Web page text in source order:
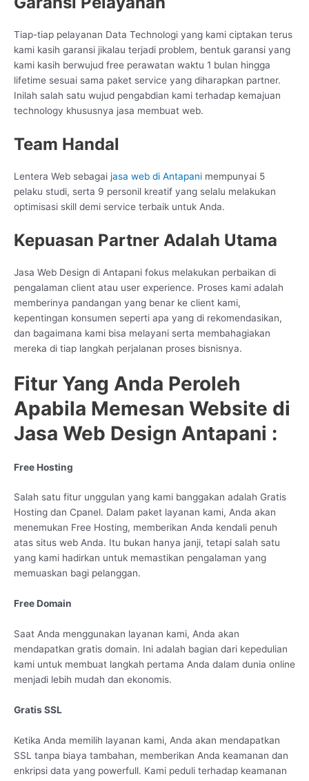
Tiap-tiap pelayanan Data Technologi yang kami ciptakan terus
kami kasih garansi jikalau terjadi problem, bentuk garansi yang
kami kasih berwujud free perawatan waktu 1 bulan hingga
lifetime sesuai sama paket service yang diharapkan partner.
Inilah salah satu wujud pengabdian kami terhadap kemajuan
technology khususnya jasa membuat web.
Team Handal
Lentera Web sebagai jasa web di Antapani mempunyai 5
pelaku studi, serta 9 personil kreatif yang selalu melakukan
optimisasi skill demi service terbaik untuk Anda.
Kepuasan Partner Adalah Utama
Jasa Web Design di Antapani fokus melakukan perbaikan di
pengalaman client atau user experience. Proses kami adalah
memberinya pandangan yang benar ke client kami,
kepentingan konsumen seperti apa yang di rekomendasikan,
dan bagaimana kami bisa melayani serta membahagiakan
mereka di tiap langkah perjalanan proses bisnisnya.
Fitur Yang Anda Peroleh
Apabila Memesan Website di
Jasa Web Design Antapani :
Free Hosting
Salah satu fitur unggulan yang kami banggakan adalah Gratis
Hosting dan Cpanel. Dalam paket layanan kami, Anda akan
menemukan Free Hosting, memberikan Anda kendali penuh
atas situs web Anda. Itu bukan hanya janji, tetapi salah satu
yang kami hadirkan untuk memastikan pengalaman yang
memuaskan bagi pelanggan.
Free Domain
Saat Anda menggunakan layanan kami, Anda akan
mendapatkan gratis domain. Ini adalah bagian dari kepedulian
kami untuk membuat langkah pertama Anda dalam dunia online
menjadi lebih mudah dan ekonomis.
Gratis SSL
Ketika Anda memilih layanan kami, Anda akan mendapatkan
SSL tanpa biaya tambahan, memberikan Anda keamanan dan
enkripsi data yang powerfull. Kami peduli terhadap keamanan